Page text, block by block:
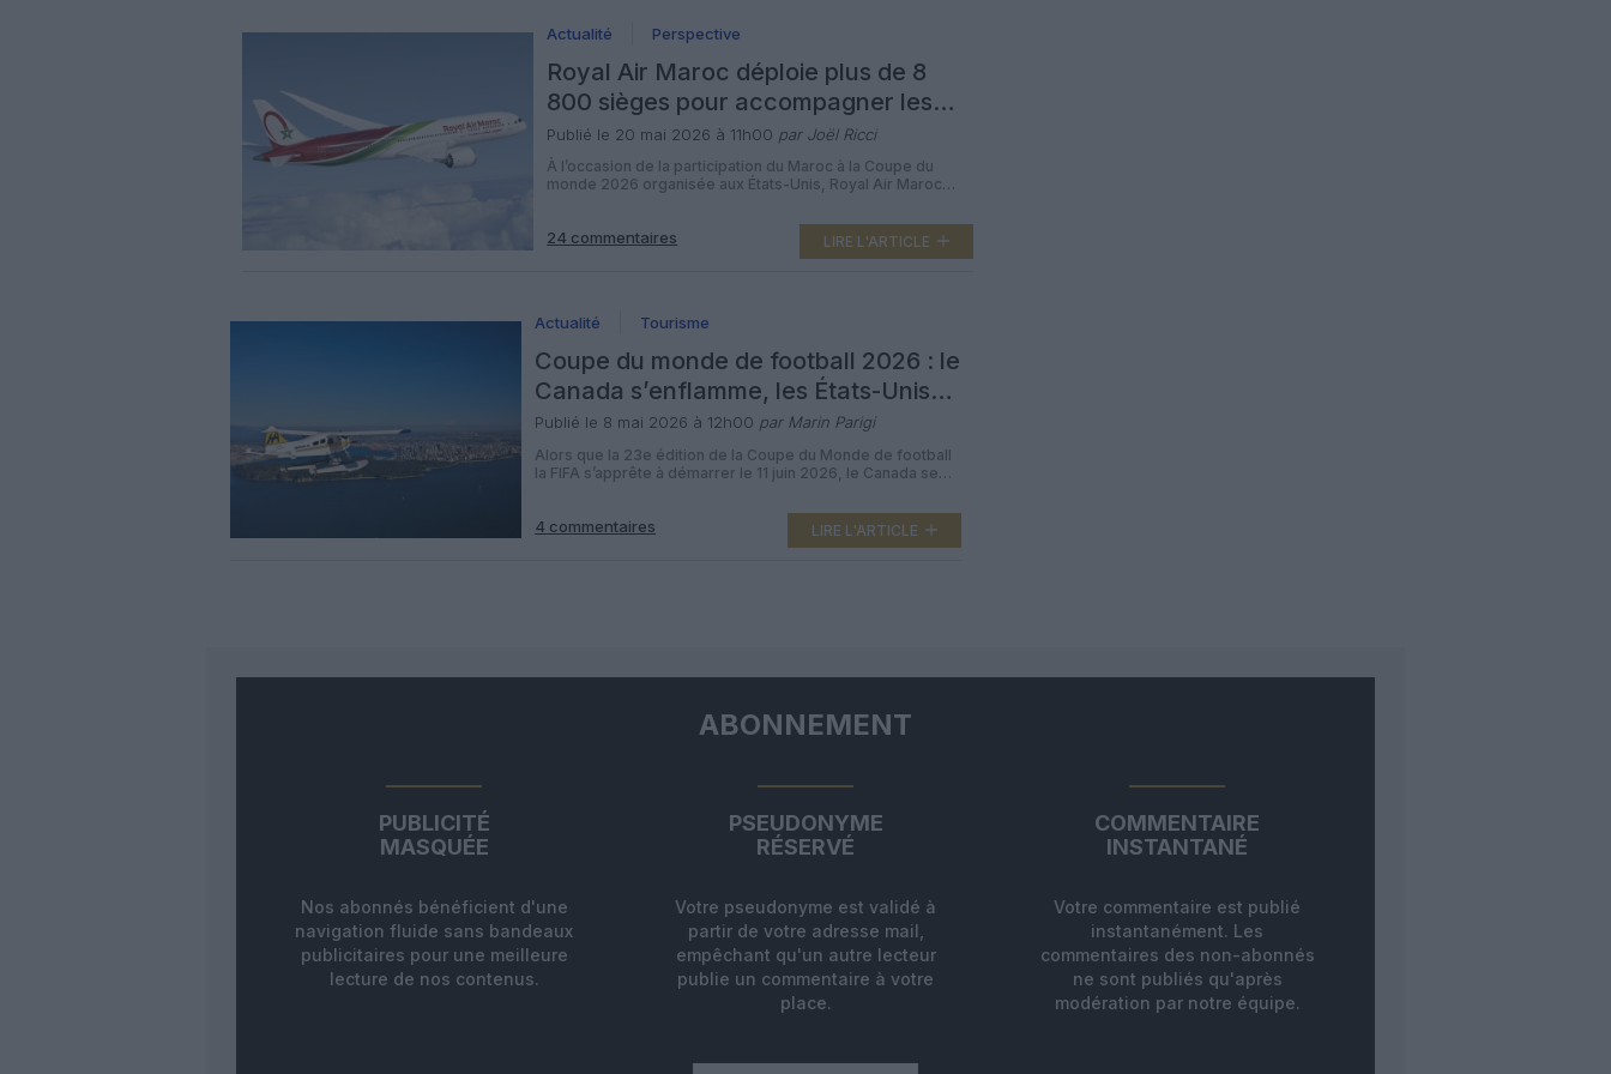
Actualité Perspective
Royal Air Maroc déploie plus de 8
800 sièges pour accompagner les
supporters du Maroc au Mondial
2026
Publié le 20 mai 2026 à 11h00 par Joël Ricci
À l’occasion de la participation du Maroc à la Coupe du
monde 2026 organisée aux États-Unis, Royal Air Maroc
spéciaux au départ de Casablanca à destination de New
York, Boston et Atlanta. La compagnie nationale mobilise
des gros-porteurs et propose un tarif unique de 10 000 […]
24 commentaires LIRE L'ARTICLE
Actualité Tourisme
Coupe du monde de football 2026 : le
Canada s’enflamme, les États-Unis
refroidissent
Publié le 8 mai 2026 à 12h00 par Marin Parigi
Alors que la 23e édition de la Coupe du Monde de football
la FIFA s’apprête à démarrer le 11 juin 2026, le Canada se
potentiels de l’événement. Avec Toronto (BMO Field) et
Vancouver (BC Place) comme villes hôtes, la destination
nord-américaine met en avant une expérience […]
4 commentaires LIRE L'ARTICLE
ABONNEMENT
PUBLICITÉ
MASQUÉE
Nos abonnés bénéficient d'une
navigation fluide sans bandeaux
publicitaires pour une meilleure
lecture de nos contenus.
PSEUDONYME
RÉSERVÉ
Votre pseudonyme est validé à
partir de votre adresse mail,
empêchant qu'un autre lecteur
publie un commentaire à votre
place.
COMMENTAIRE
INSTANTANÉ
Votre commentaire est publié
instantanément. Les
commentaires des non-abonnés
ne sont publiés qu'après
modération par notre équipe.